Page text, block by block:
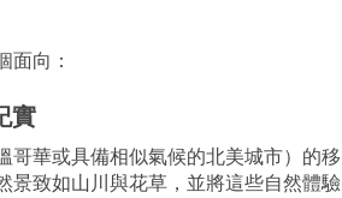
面向：
實
哥華或具備相似氣候的北美城市）的移
景致如山川與花草，並將這些自然體驗